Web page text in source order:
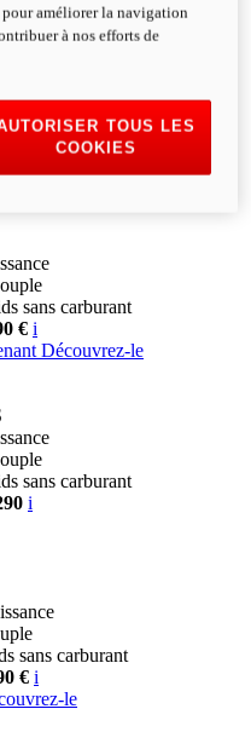
sans carburant
€ i
Découvrez-le
sans carburant
i
sans carburant
€ i
le
améliorer la navigation
à nos efforts de
TOUS LES
COOKIES